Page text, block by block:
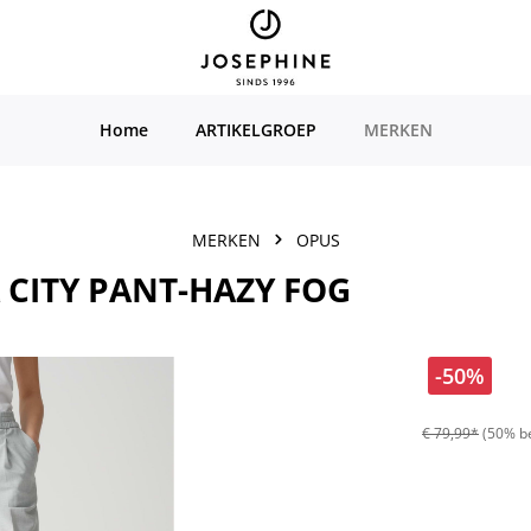
Home ARTIKELGROEP MERKEN
MERKEN OPUS
PANT-HAZY FOG
-50%
€ 79,99*(50%